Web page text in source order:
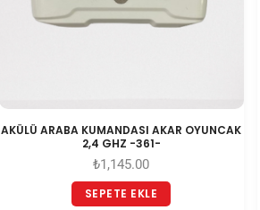
AKÜLÜ ARABA KUMANDASI AKAR OYUNCAK
2,4 GHZ -361-
₺1,145.00
SEPETE EKLE